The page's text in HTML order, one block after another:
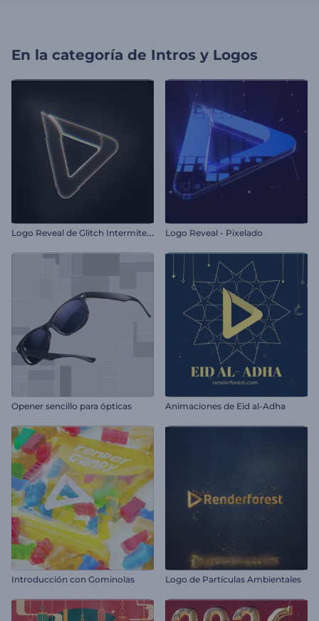
En la categoría de Intros y Logos
L
ogo Reveal de Glitch Intermitente Logo Reveal - Pixelado
Opener sencillo para ópticas Animaciones de Eid al-Adha
Introducción con Gominolas Logo de Partículas Ambientales